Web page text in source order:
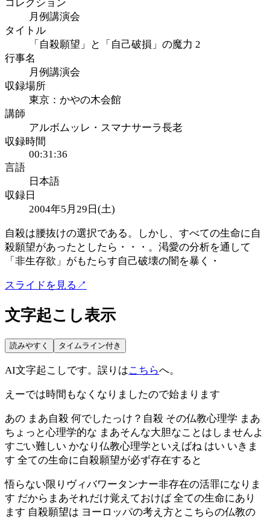
コレクション
月例講演会
タイトル
「自殺願望」と「自己破損」の魔力 2
行事名
月例講演会
収録場所
東京：かやの木会館
講師
アルボムッレ・スマナサーラ長老
収録時間
00:31:36
言語
日本語
収録日
2004年5月29日(土)
自殺は腰抜けの選択である。しかし、すべての生命に自
殺願望があったとしたら・・・。渇愛の分析を通して
「非生存欲」がもたらす自己破壊の闇を暴く・
スライドを見る ↗
文字起こし表示
読みやすく タイムライン付き
AI文字起こしです。誤りはこちらへ。
えーでは時間もなくなりましたので始まります
あの まあ自殺 何でしたっけ？自殺 その仏教心理学 まあ
ちょっと心理学的な まあそんな大胆なことはしませんよ
すごい難しい かなり仏教心理学といえばね はい いきま
す 全ての生命に自殺願望が必ず存在すると
悟らない限りヴィバワータンナー非存在の活罪になりま
す だからまあそれだけ覚えておけば 全ての生命にあり
ます 自殺願望は ヨーロッパの考え方とこちらの仏教の